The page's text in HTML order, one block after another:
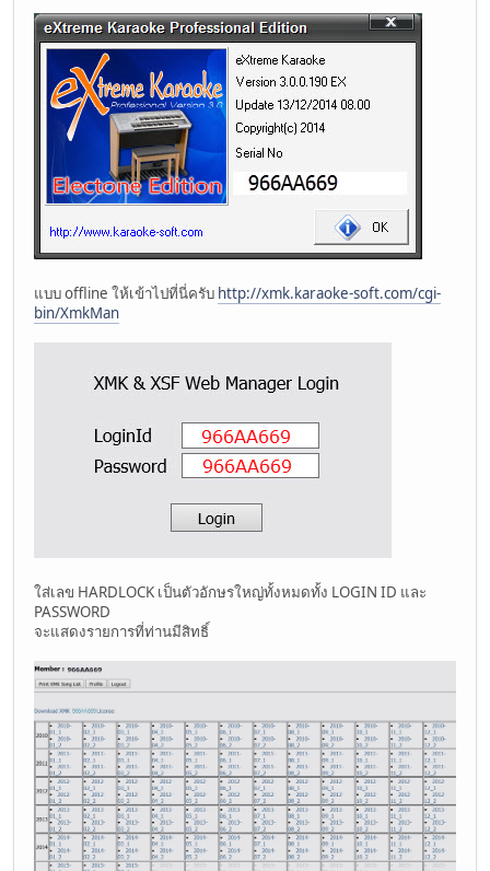
แบบ offline ให้เข้าไปที่นี่ครับ http://xmk.karaoke-soft.com/cgi-
bin/XmkMan
ใส่เลข HARDLOCK เป็นตัวอักษรใหญ่ทั้งหมดทั้ง LOGIN ID และ
PASSWORD
จะแสดงรายการที่ท่านมีสิทธิ์